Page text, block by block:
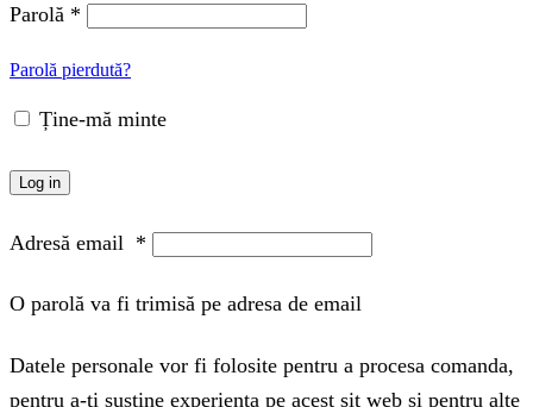
Parolă *
Parolă pierdută?
Ține-mă minte
Log in
Adresă email *
O parolă va fi trimisă pe adresa de email
Datele personale vor fi folosite pentru a procesa comanda,
pentru a-ți susține experiența pe acest sit web și pentru alte